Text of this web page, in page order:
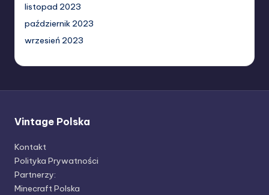
listopad 2023
październik 2023
wrzesień 2023
Vintage Polska
Kontakt
Polityka Prywatności
Partnerzy:
Minecraft Polska